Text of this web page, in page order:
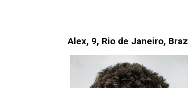
Alex, 9, Rio de Janeiro,